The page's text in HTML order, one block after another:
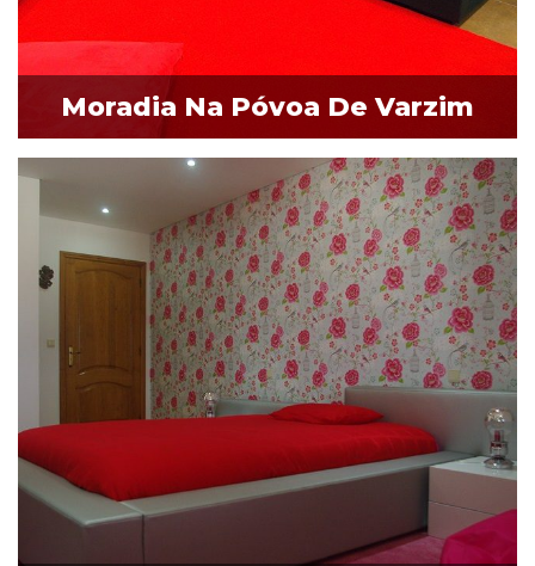
Moradia Na Póvoa De Varzim